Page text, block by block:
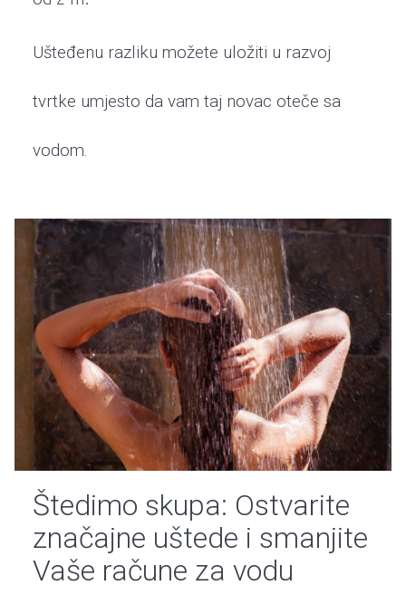
Ušteđenu razliku možete uložiti u razvoj
tvrtke umjesto da vam taj novac oteče sa
vodom.
Štedimo skupa: Ostvarite
značajne uštede i smanjite
Vaše račune za vodu